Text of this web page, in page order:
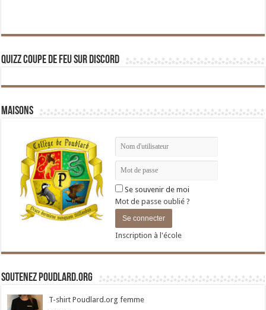
Quizz Coupe de Feu sur Discord
Maisons
Se souvenir de moi
Mot de passe oublié ?
Inscription à l'école
Soutenez Poudlard.org
T-shirt Poudlard.org femme